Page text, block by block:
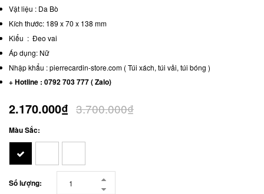
Vật liệu : Da Bò
Kích thước: 189 x 70 x 138 mm
Kiểu : Đeo vai
Áp dụng: Nữ
Nhập khẩu : pierrecardin-store.com ( Túi xách, túi vải, túi bóng )
+ Hotline : 0792 703 777 ( Zalo)
2.170.000₫ 3.700.000₫
Màu Sắc:
Số lượng: